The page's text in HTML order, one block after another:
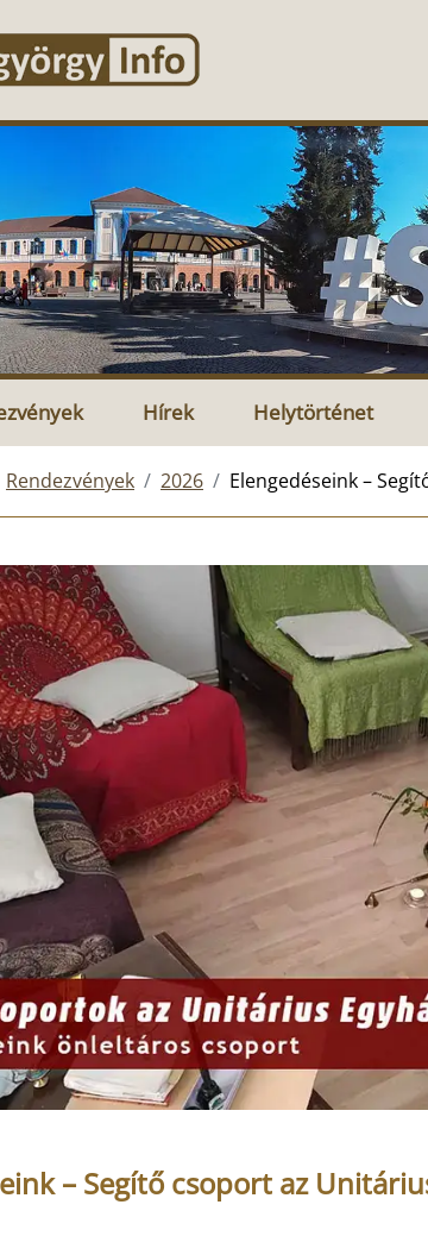
Hírek Helytörténet
Rendezvények 2026 Elengedéseink –
– Segítő csoport az